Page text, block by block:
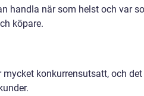
handla när som helst och var
köpare.
konkurrensutsatt, och